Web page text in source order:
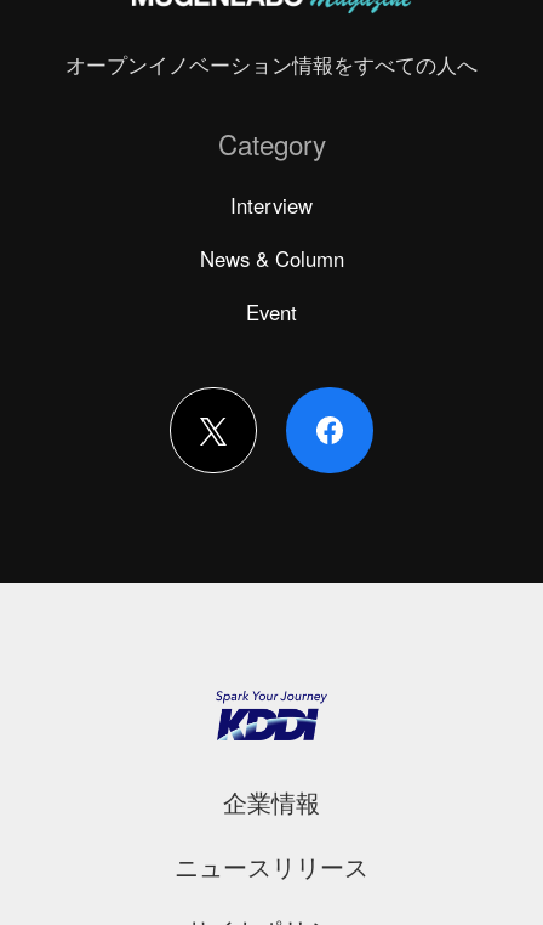
オープンイノベーション情報をすべての人へ
Category
Interview
News & Column
Event
企業情報
ニュースリリース